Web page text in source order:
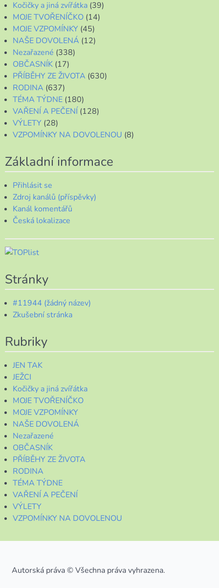
Kočičky a jiná zvířátka (39)
MOJE TVOŘENÍČKO (14)
MOJE VZPOMÍNKY (45)
NAŠE DOVOLENÁ (12)
Nezařazené (338)
OBČASNÍK (17)
PŘÍBĚHY ZE ŽIVOTA (630)
RODINA (637)
TÉMA TÝDNE (180)
VAŘENÍ A PEČENÍ (128)
VÝLETY (28)
VZPOMÍNKY NA DOVOLENOU (8)
Základní informace
Přihlásit se
Zdroj kanálů (příspěvky)
Kanál komentářů
Česká lokalizace
Stránky
#11944 (žádný název)
Zkušební stránka
Rubriky
JEN TAK
JEŽCI
Kočičky a jiná zvířátka
MOJE TVOŘENÍČKO
MOJE VZPOMÍNKY
NAŠE DOVOLENÁ
Nezařazené
OBČASNÍK
PŘÍBĚHY ZE ŽIVOTA
RODINA
TÉMA TÝDNE
VAŘENÍ A PEČENÍ
VÝLETY
VZPOMÍNKY NA DOVOLENOU
Autorská práva © Všechna práva vyhrazena.